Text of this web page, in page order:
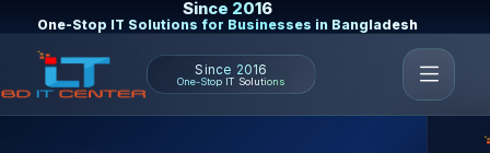
Since 2016
One-Stop IT Solutions for Businesses in Bangladesh
Since 2016
One-Stop IT Solutions